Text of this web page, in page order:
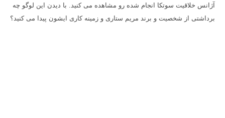
آژانس خلاقیت سوتکا انجام شده رو مشاهده می کنید. با دیدن این لوگو چه
برداشتی از شخصیت و برند مریم ستاری و زمینه کاری ایشون پیدا می کنید؟